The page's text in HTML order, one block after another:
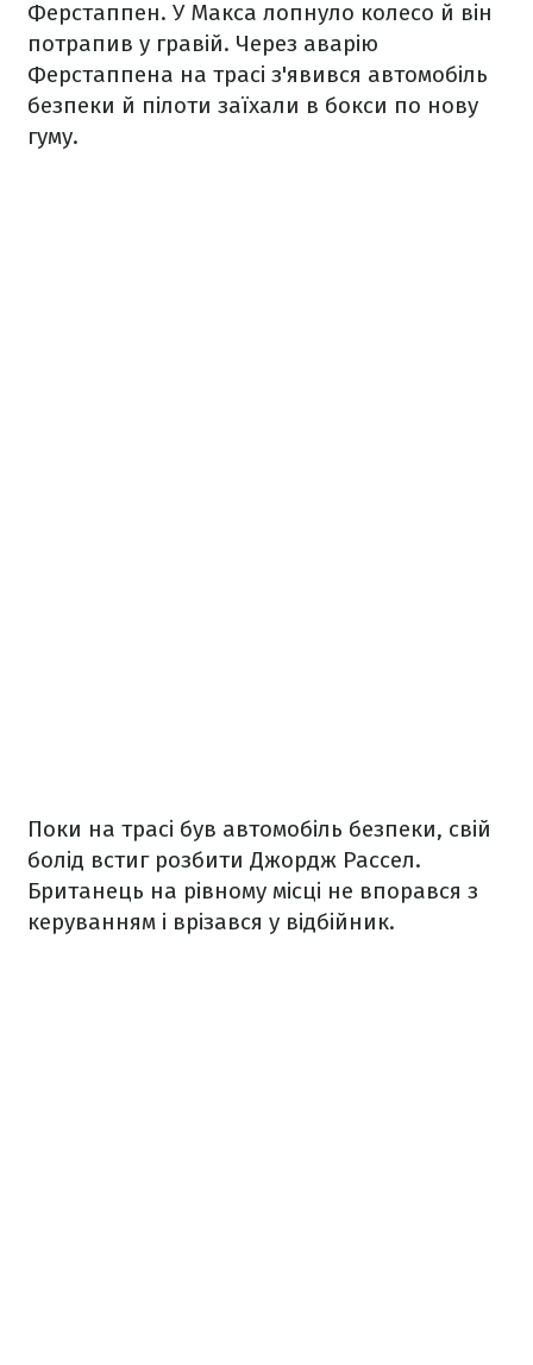
Ферстаппен. У Макса лопнуло колесо й він
потрапив у гравій. Через аварію
Ферстаппена на трасі з'явився автомобіль
безпеки й пілоти заїхали в бокси по нову
гуму.
Поки на трасі був автомобіль безпеки, свій
болід встиг розбити Джордж Рассел.
Британець на рівному місці не впорався з
керуванням і врізався у відбійник.